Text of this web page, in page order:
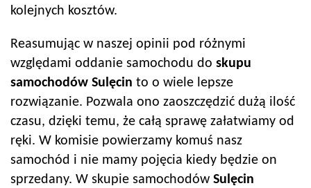
kolejnych kosztów.
Reasumując w naszej opinii pod różnymi
względami oddanie samochodu do skupu
samochodów Sulęcin to o wiele lepsze
rozwiązanie. Pozwala ono zaoszczędzić dużą ilość
czasu, dzięki temu, że całą sprawę załatwiamy od
ręki. W komisie powierzamy komuś nasz
samochód i nie mamy pojęcia kiedy będzie on
sprzedany. W skupie samochodów Sulęcin